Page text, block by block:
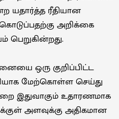
யதார்த்த ரீதியான
அறிக்கை
பெறுகின்றது.
ஒரு குறிப்பிட்ட
மேற்கொள்ள செய்து
இதுவாகும் உதாரணமாக
அளவுக்கு அதிகமான